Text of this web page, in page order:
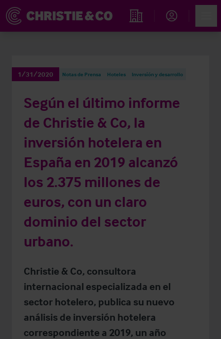
Propiedades
1/31/2020 Notas de Prensa Hoteles Inversión y desarrollo
Según el último informe
de Christie & Co, la
inversión hotelera en
España en 2019 alcanzó
los 2.375 millones de
euros, con un claro
dominio del sector
urbano.
Christie & Co, consultora
internacional especializada en el
sector hotelero, publica su nuevo
análisis de inversión hotelera
correspondiente a 2019, un año